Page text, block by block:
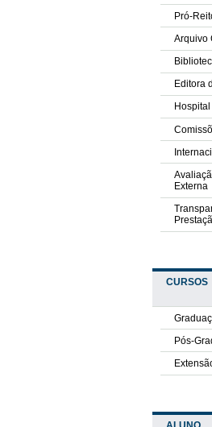
Pró-
Arquivo
Editora
Externa
CURSOS
Pós-